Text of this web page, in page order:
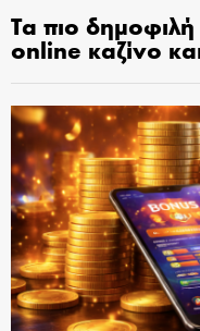
Τα πιο δημοφιλή
online καζίνο